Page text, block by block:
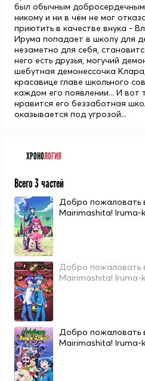
был обычным
никому и ни в чём не мог
приютить в качестве внука -
Ирума попадает в школу для
незаметно для себя,
него есть друзья, могучий
шебутная демонессочка
красавице главе школьного
каждом его появлении... И вот
нравится его беззаботная
оказывается под угрозой...
ХРОНОЛОГИЯ
Всего 3 частей
Добро пожаловать
Mairimashita! Iruma-
Добро пожаловать
Mairimashita! Iruma-
Добро пожаловать
Mairimashita! Iruma-